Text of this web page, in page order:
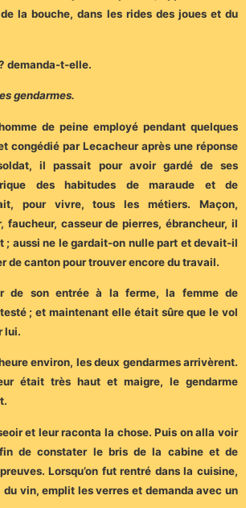
la bouche, dans les rides des joues et du
demanda-t-elle.
gendarmes.
de peine employé pendant quelques
congédié par Lecacheur après une réponse
il passait pour avoir gardé de ses
des habitudes de maraude et de
pour vivre, tous les métiers. Maçon,
faucheur, casseur de pierres, ébrancheur, il
; aussi ne le gardait-on nulle part et devait-il
de canton pour trouver encore du travail.
de son entrée à la ferme, la femme de
; et maintenant elle était sûre que le vol
lui.
environ, les deux gendarmes arrivèrent.
était très haut et maigre, le gendarme
et leur raconta la chose. Puis on alla voir
de constater le bris de la cabine et de
Lorsqu’on fut rentré dans la cuisine,
vin, emplit les verres et demanda avec un